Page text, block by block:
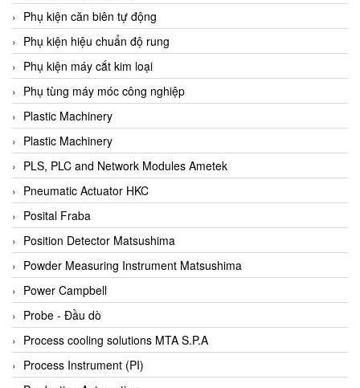
Benetech Vietnam
Bently Nevada
Bentone Vietnam
Bernstein Vietnam
Berthold
Bestech
Bestech
BETA
Bifold
Bihl+wiedemann
Bihl+wiedemann
Bilz
Binder Connector
Biotech
BirdX Vietnam
Phụ kiện căn biên tự động
Phụ kiện hiệu chuẩn độ rung
Phụ kiện máy cắt kim loại
Phụ tùng máy móc công nghiệp
Plastic Machinery
Plastic Machinery
PLS, PLC and Network Modules Ametek
Pneumatic Actuator HKC
Posital Fraba
Position Detector Matsushima
Powder Measuring Instrument Matsushima
Power Campbell
Probe - Đầu dò
Process cooling solutions MTA S.P.A
Process Instrument (PI)